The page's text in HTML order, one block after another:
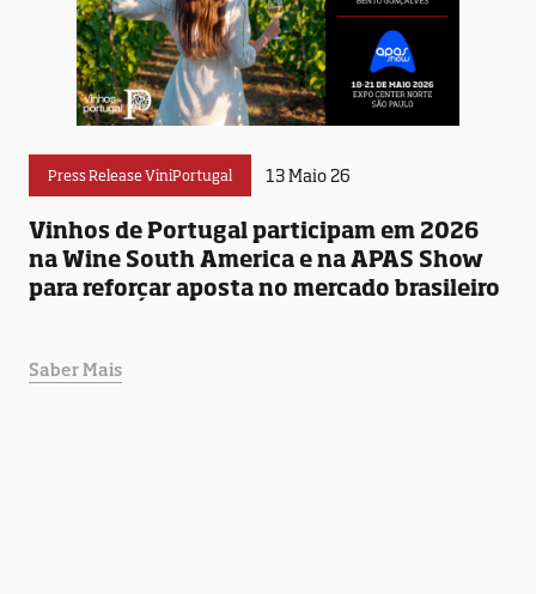
Press Release ViniPortugal 13 Maio 26
Vinhos de Portugal participam em 2026
na Wine South America e na APAS Show
para reforçar aposta no mercado brasileiro
Saber Mais